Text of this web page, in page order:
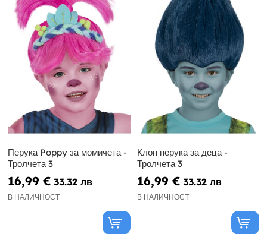
Перука Poppy за момичета -
Тролчета 3
16,99 € 33.32 лв
В НАЛИЧНОСТ
Клон перука за деца -
Тролчета 3
16,99 € 33.32 лв
В НАЛИЧНОСТ